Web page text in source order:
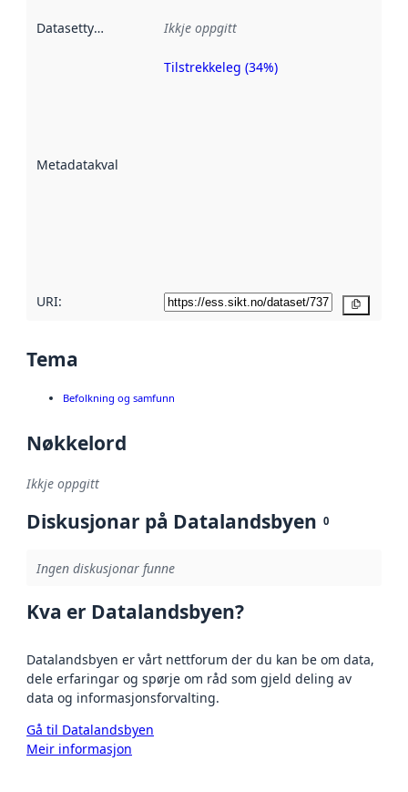
Datasettype Ikkje oppgitt
Metadatakvalitet
Metadatakvalitet
Tilstrekkeleg (34%)
URI:
Tema
Befolkning og samfunn
Nøkkelord
Ikkje oppgitt
Diskusjonar på Datalandsbyen 0
Ingen diskusjonar funne
Kva er Datalandsbyen?
Datalandsbyen er vårt nettforum der du kan be om data,
dele erfaringar og spørje om råd som gjeld deling av
data og informasjonsforvalting.
Gå til Datalandsbyen
Meir informasjon